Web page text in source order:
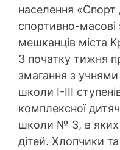
населення «Спорт
спортивно-
мешканців міста
З початку тижня
змагання з учнями
школи І-ІІІ
комплексної
школи № 3, в яких
дітей. Хлопчики та